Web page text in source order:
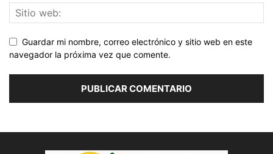
Guardar mi nombre, correo electrónico y sitio web en este
navegador la próxima vez que comente.